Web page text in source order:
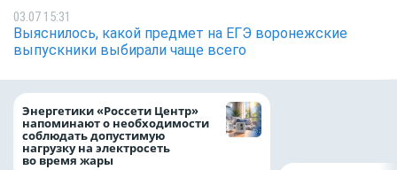
03.07 15:31
Выяснилось, какой предмет на ЕГЭ воронежские
выпускники выбирали чаще всего
Энергетики «Россети Центр»
напоминают о необходимости
соблюдать допустимую
нагрузку на электросеть
во время жары